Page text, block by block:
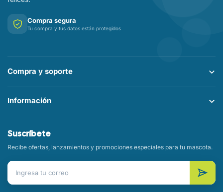
Compra segura
Tu compra y tus datos están protegidos
Compra y soporte
Información
Suscríbete
Recibe ofertas, lanzamientos y promociones especiales para tu mascota.
Correo electrónico